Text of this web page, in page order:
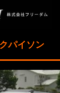
パイソン